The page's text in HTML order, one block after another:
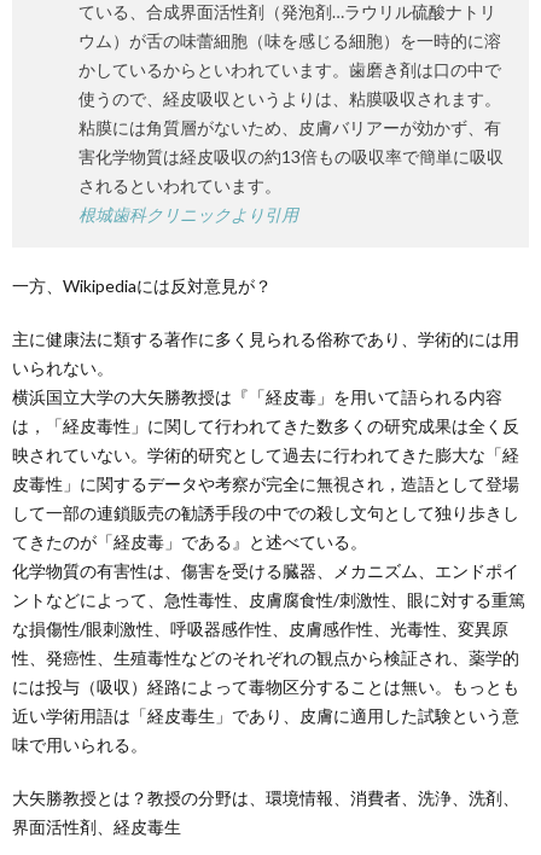
ている、合成界面活性剤（発泡剤…ラウリル硫酸ナトリ
ウム）が舌の味蕾細胞（味を感じる細胞）を一時的に溶
かしているからといわれています。歯磨き剤は口の中で
使うので、経皮吸収というよりは、粘膜吸収されます。
粘膜には角質層がないため、皮膚バリアーが効かず、有
害化学物質は経皮吸収の約13倍もの吸収率で簡単に吸収
されるといわれています。
根城歯科クリニックより引用
一方、Wikipediaには反対意見が？
主に健康法に類する著作に多く見られる俗称であり、学術的には用
いられない。
横浜国立大学の大矢勝教授は『「経皮毒」を用いて語られる内容
は，「経皮毒性」に関して行われてきた数多くの研究成果は全く反
映されていない。学術的研究として過去に行われてきた膨大な「経
皮毒性」に関するデータや考察が完全に無視され，造語として登場
して一部の連鎖販売の勧誘手段の中での殺し文句として独り歩きし
てきたのが「経皮毒」である 』と述べている。
化学物質の有害性は、傷害を受ける臓器、メカニズム、エンドポイ
ントなどによって、急性毒性、皮膚腐食性/刺激性、眼に対する重篤
な損傷性/眼刺激性、呼吸器感作性、皮膚感作性、光毒性、変異原
性、発癌性、生殖毒性などのそれぞれの観点から検証され、薬学的
には投与（吸収）経路によって毒物区分することは無い。もっとも
近い学術用語は 「経皮毒生」 であり、皮膚に適用した試験という意
味で用いられる。
大矢勝教授とは？教授の分野は、環境情報、消費者、洗浄、洗剤、
界面活性剤、経皮毒生